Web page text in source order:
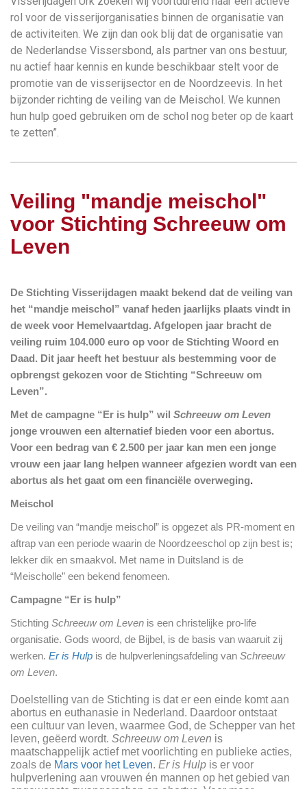
rol voor de visserijorganisaties binnen de organisatie van
de activiteiten. We zijn dan ook blij dat de organisatie van
de Nederlandse Vissersbond, als partner van ons bestuur,
nu actief haar kennis en kunde beschikbaar stelt voor de
promotie van de visserijsector en de Noordzeevis. In het
bijzonder richting de veiling van de Meischol. We kunnen
hun hulp goed gebruiken om de schol nog beter op de kaart
te zetten”.
Veiling "mandje meischol"
voor Stichting Schreeuw om
Leven
De Stichting Visserijdagen maakt bekend dat de veiling van
het “mandje meischol” vanaf heden jaarlijks plaats vindt in
de week voor Hemelvaartdag. Afgelopen jaar bracht de
veiling ruim 104.000 euro op voor de Stichting Woord en
Daad. Dit jaar heeft het bestuur als bestemming voor de
opbrengst gekozen voor de Stichting “Schreeuw om
Leven”.
Met de campagne “Er is hulp” wil Schreeuw om Leven
jonge vrouwen een alternatief bieden voor een abortus.
Voor een bedrag van € 2.500 per jaar kan men een jonge
vrouw een jaar lang helpen wanneer afgezien wordt van een
abortus als het gaat om een financiële overweging.
Meischol
De veiling van “mandje meischol” is opgezet als PR-moment en
aftrap van een periode waarin de Noordzeeschol op zijn best is;
lekker dik en smaakvol. Met name in Duitsland is de
“Meischolle” een bekend fenomeen.
Campagne “Er is hulp”
Stichting Schreeuw om Leven is een christelijke pro-life
organisatie. Gods woord, de Bijbel, is de basis van waaruit zij
werken. Er is Hulp is de hulpverleningsafdeling van Schreeuw
om Leven.
Doelstelling van de Stichting is dat er een einde komt aan
abortus en euthanasie in Nederland. Daardoor ontstaat
een cultuur van leven, waarmee God, de Schepper van het
leven, geëerd wordt. Schreeuw om Leven is
maatschappelijk actief met voorlichting en publieke acties,
zoals de Mars voor het Leven. Er is Hulp is er voor
hulpverlening aan vrouwen én mannen op het gebied van